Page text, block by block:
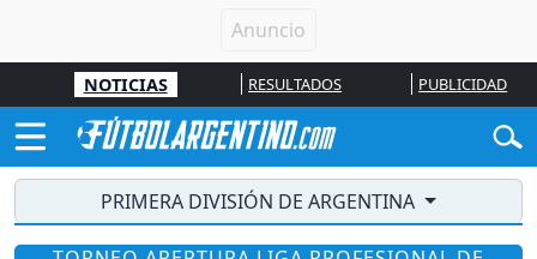
NOTICIAS RESULTADOS PUBLICIDAD
PRIMERA DIVISIÓN DE ARGENTINA